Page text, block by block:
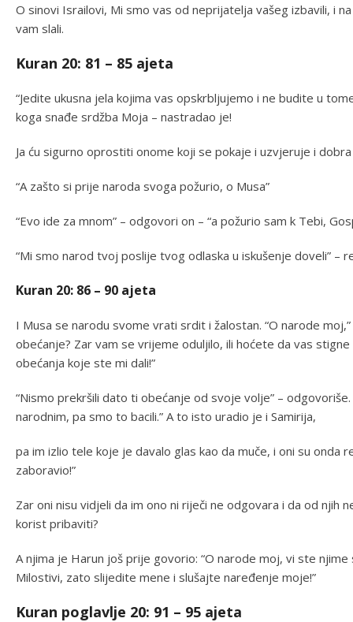
O sinovi Israilovi, Mi smo vas od neprijatelja vašeg izbavili, i
vam slali.
Kuran 20: 81 – 85 ajeta
“Jedite ukusna jela kojima vas opskrbljujemo i ne budite u
koga snađe srdžba Moja – nastradao je!
Ja ću sigurno oprostiti onome koji se pokaje i uzvjeruje i
“A zašto si prije naroda svoga požurio, o Musa”
“Evo ide za mnom” – odgovori on – “a požurio sam k Tebi,
“Mi smo narod tvoj poslije tvog odlaska u iskušenje doveli” –
Kuran 20: 86 – 90 ajeta
I Musa se narodu svome vrati srdit i žalostan. “O narode
obećanje? Zar vam se vrijeme oduljilo, ili hoćete da vas
obećanja koje ste mi dali!”
“Nismo prekršili dato ti obećanje od svoje volje” –
narodnim, pa smo to bacili.” A to isto uradio je i Samirija,
pa im izlio tele koje je davalo glas kao da muče, i oni su onda
zaboravio!”
Zar oni nisu vidjeli da im ono ni riječi ne odgovara i da od njih
korist pribaviti?
A njima je Harun još prije govorio: “O narode moj, vi ste
Milostivi, zato slijedite mene i slušajte naređenje moje!”
Kuran poglavlje 20: 91 – 95 ajeta